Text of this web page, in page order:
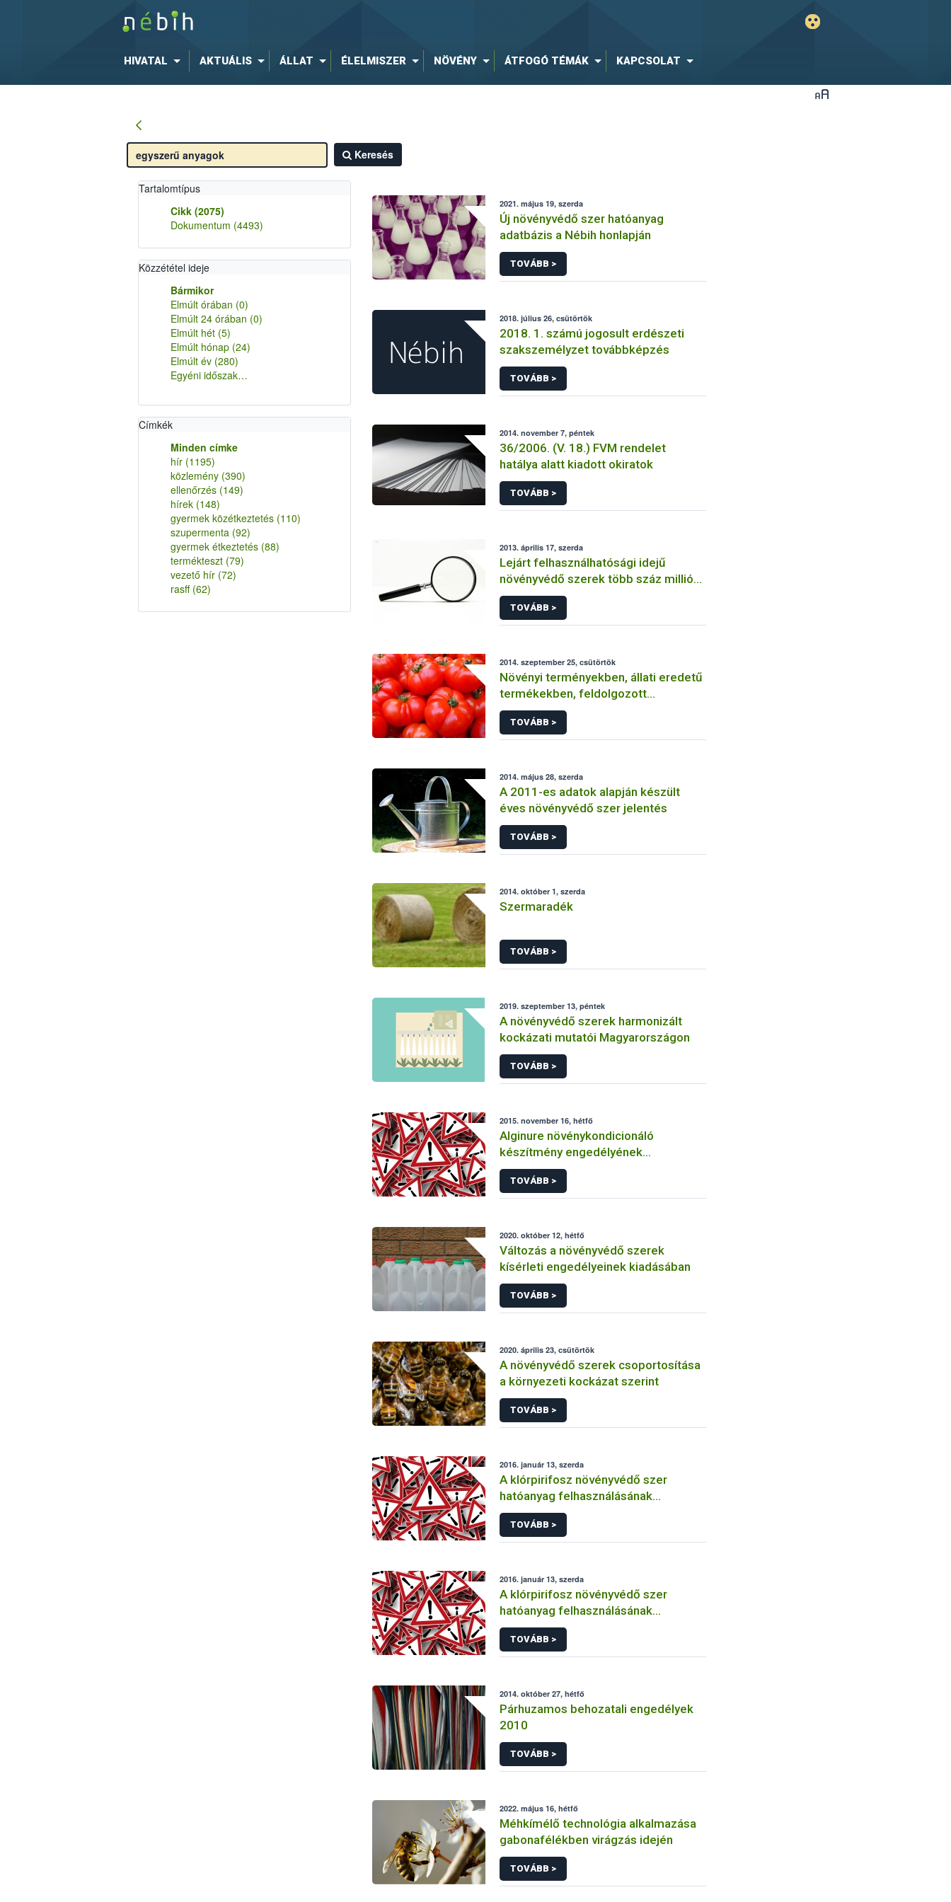
HIVATAL AKTUÁLIS ÁLLAT ÉLELMISZER NÖVÉNY ÁTFOGÓ TÉMÁK KAPCSOLAT
Keresés
Tartalomtípus
Cikk (2075)
Dokumentum (4493)
Közzététel ideje
Bármikor
Elmúlt órában (0)
Elmúlt 24 órában (0)
Elmúlt hét (5)
Elmúlt hónap (24)
Elmúlt év (280)
Egyéni időszak…
Címkék
Minden címke
hír (1195)
közlemény (390)
ellenőrzés (149)
hírek (148)
gyermek közétkeztetés (110)
szupermenta (92)
gyermek étkeztetés (88)
termékteszt (79)
vezető hír (72)
rasff (62)
2021. május 19, szerda
Új növényvédő szer hatóanyag
adatbázis a Nébih honlapján
TOVÁBB >
2018. július 26, csütörtök
2018. 1. számú jogosult erdészeti
szakszemélyzet továbbképzés
TOVÁBB >
2014. november 7, péntek
36/2006. (V. 18.) FVM rendelet
hatálya alatt kiadott okiratok
TOVÁBB >
2013. április 17, szerda
Lejárt felhasználhatósági idejű
növényvédő szerek több száz milliós
forgalmát derítette fel a NÉBIH
TOVÁBB >
2014. szeptember 25, csütörtök
Növényi terményekben, állati eredetű
termékekben, feldolgozott
élelmiszerekben
TOVÁBB >
2014. május 28, szerda
A 2011-es adatok alapján készült
éves növényvédő szer jelentés
TOVÁBB >
2014. október 1, szerda
Szermaradék
TOVÁBB >
2019. szeptember 13, péntek
A növényvédő szerek harmonizált
kockázati mutatói Magyarországon
TOVÁBB >
2015. november 16, hétfő
Alginure növénykondicionáló
készítmény engedélyének
felfüggesztése
TOVÁBB >
2020. október 12, hétfő
Változás a növényvédő szerek
kísérleti engedélyeinek kiadásában
TOVÁBB >
2020. április 23, csütörtök
A növényvédő szerek csoportosítása
a környezeti kockázat szerint
TOVÁBB >
2016. január 13, szerda
A klórpirifosz növényvédő szer
hatóanyag felhasználásának
korlátozása
TOVÁBB >
2016. január 13, szerda
A klórpirifosz növényvédő szer
hatóanyag felhasználásának
korlátozása
TOVÁBB >
2014. október 27, hétfő
Párhuzamos behozatali engedélyek
2010
TOVÁBB >
2022. május 16, hétfő
Méhkímélő technológia alkalmazása
gabonafélékben virágzás idején
TOVÁBB >